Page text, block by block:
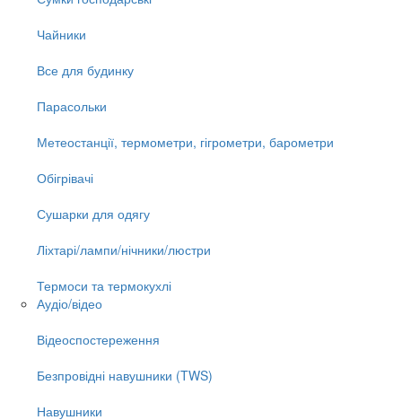
Чайники
Все для будинку
Парасольки
Метеостанції, термометри, гігрометри, барометри
Обігрівачі
Сушарки для одягу
Ліхтарі/лампи/нічники/люстри
Термоси та термокухлі
Аудіо/відео
Відеоспостереження
Безпровідні навушники (TWS)
Навушники